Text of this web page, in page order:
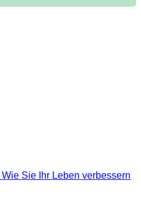
Sie Ihr Leben verbessern